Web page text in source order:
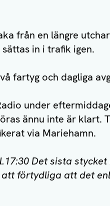
från en längre
in i trafik igen.
fartyg och dagliga
under
ännu inte är klart.
via Mariehamn.
Det sista
förtydliga att det